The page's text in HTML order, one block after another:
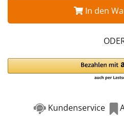
In den
Kundenservice